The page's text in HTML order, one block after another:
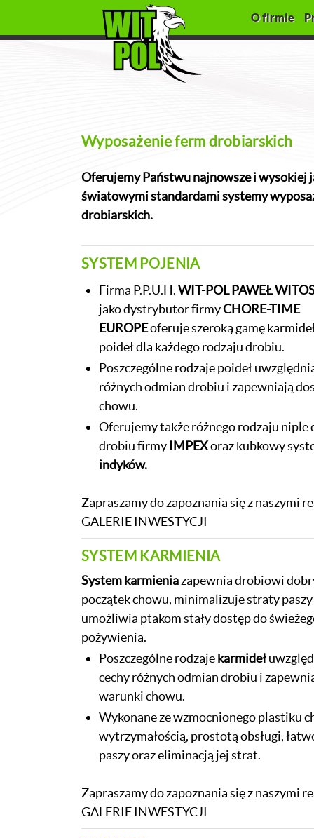
O firmie
Wyposażenie ferm drobiarskich
Oferujemy Państwu najnowsze i wysokiej
światowymi standardami systemy
drobiarskich.
SYSTEM POJENIA
Firma P.P.U.H.WIT-POL PAWEŁ
jako dystrybutor firmyCHORE-TIME
EUROPEoferuje szeroką gamę
poideł dla każdego rodzaju drobiu.
Poszczególne rodzaje poideł
różnych odmian drobiu i zapewniają
chowu.
Oferujemy także różnego rodzaju niple
drobiu firmy IMPEXoraz kubkowy
indyków.
Zapraszamy do zapoznania się z naszymi
GALERIE INWESTYCJI
SYSTEM KARMIENIA
System karmieniazapewnia drobiowi
początek chowu, minimalizuje straty
umożliwia ptakom stały dostęp do
pożywienia.
Poszczególne rodzajekarmideł
cechy różnych odmian drobiu i
warunki chowu.
Wykonane ze wzmocnionego plastiku
wytrzymałością, prostotą obsługi,
paszy oraz eliminacją jej strat.
Zapraszamy do zapoznania się z naszymi
GALERIE INWESTYCJI